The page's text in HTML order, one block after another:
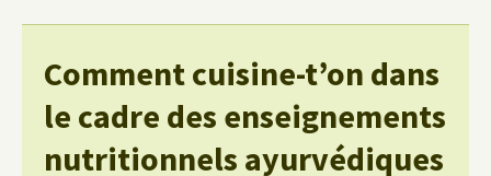
Comment cuisine-t’on dans
le cadre des enseignements
nutritionnels ayurvédiques